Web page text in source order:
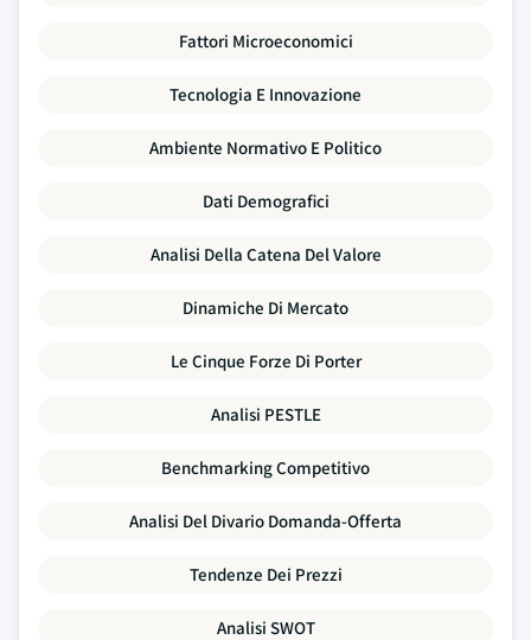
Fattori Microeconomici
Tecnologia E Innovazione
Ambiente Normativo E Politico
Dati Demografici
Analisi Della Catena Del Valore
Dinamiche Di Mercato
Le Cinque Forze Di Porter
Analisi PESTLE
Benchmarking Competitivo
Analisi Del Divario Domanda-Offerta
Tendenze Dei Prezzi
Analisi SWOT